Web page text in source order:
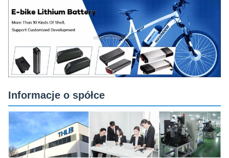
Informacje o spółce